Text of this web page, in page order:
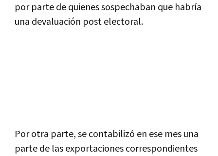
por parte de quienes sospechaban que habría
una devaluación post electoral.
Por otra parte, se contabilizó en ese mes una
parte de las exportaciones correspondientes